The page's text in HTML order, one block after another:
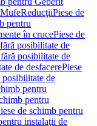
ReducţiiPiese de
pentru
în crucePiese de
posibilitate de
posibilitate de
de desfacerePiese
de
pentru
pentru
de schimb pentru
instalaţii de